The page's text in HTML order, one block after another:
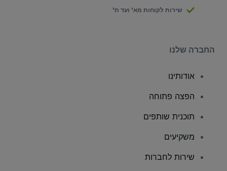
שירות לקוחות מא' ועד ת'
החברה שלנו
אודותינו
הפצה פתוחה
תוכנית שותפים
משקיעים
שירות לחברות